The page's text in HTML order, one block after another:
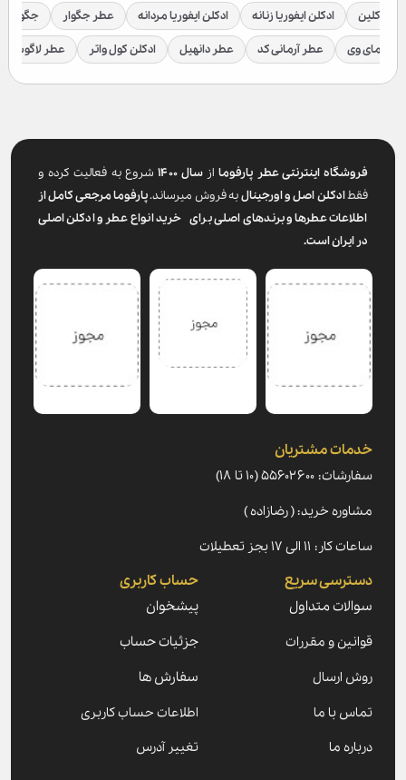
کلین ادکلن ایفوریا زنانه ادکلن ایفوریا مردانه عطر جگوار جگوار
عطر مای وی عطر آرمانی کد عطر دانهیل ادکلن کول واتر عطر لاگوست
فروشگاه اینترنتی عطر پارفوما از سال ۱۴۰۰
شروع به فعالیت کرده و
فقطادکلن اصل و اورجینالبه فروش میرساند.پارفومامرجعی کامل از
اطلاعات عطرها و برندهای اصلی برای خرید انواع عطر و ادکلن اصلی
در ایران است.
خدمات مشتریان
سفارشات: ۵۵۶۰۲۶۰۰ (۱۰ تا ۱۸)
مشاوره خرید: ( رضازاده )
ساعات کار: ۱۱ الی ۱۷ بجز تعطیلات
دسترسی سریع
سوالات متداول
قوانین و مقررات
روش ارسال
تماس با ما
درباره ما
حساب کاربری
پیشخوان
جزئیات حساب
سفارش ها
اطلاعات حساب کاربری
تغییر آدرس